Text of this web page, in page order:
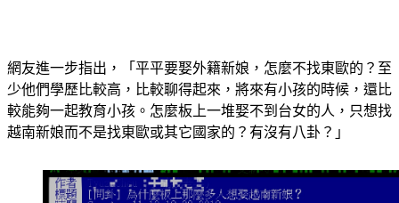
網友進一步指出，
「平平要娶外籍新娘，怎麼不找東歐的？至
少他們學歷比較高，比較聊得起來，將來有小孩的時候，還比
較能夠一起教育小孩。怎麼板上一堆娶不到台女的人，只想找
越南新娘而不是找東歐或其它國家的？有沒有八卦？」